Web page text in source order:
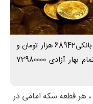
قیمت دلار امروز ۲۲ بهمن ۱۴۰۳ در صرافی بانکی68942 هزار تومان و
در بازار ازاد 93000 هزار تومان و سکه تمام بهار آزادی 72980000
، هر قطعه سکه امامی در